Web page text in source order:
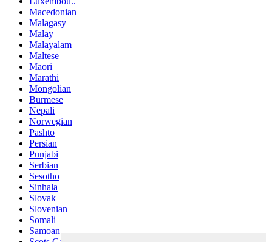
Macedonian
Malagasy
Malay
Malayalam
Maltese
Maori
Marathi
Mongolian
Burmese
Nepali
Norwegian
Pashto
Persian
Punjabi
Serbian
Sesotho
Sinhala
Slovak
Slovenian
Somali
Samoan